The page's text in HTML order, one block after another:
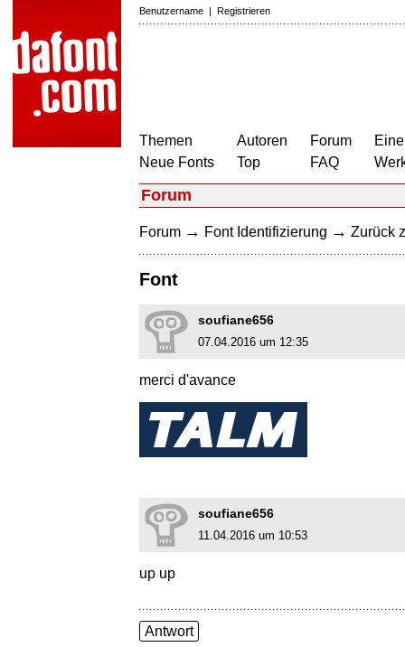
Benutzername | Registrieren
Themen
Neue Fonts
Autoren
Top
Forum
FAQ
Forum
Forum → Font Identifizierung → Zurück
Font
soufiane656
07.04.2016 um 12:35
merci d'avance
soufiane656
11.04.2016 um 10:53
up up
Antwort